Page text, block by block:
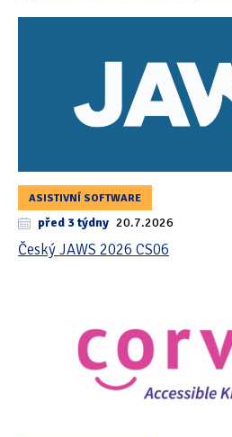
ASISTIVNÍ SOFTWARE
před 3 týdny 20.7.2026
Český JAWS 2026 CS06